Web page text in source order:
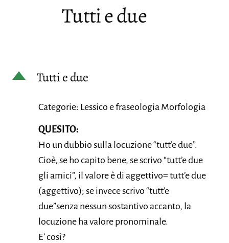
Tutti e due
D Tutti e due
Categorie: Lessico e fraseologia Morfologia
QUESITO:
Ho un dubbio sulla locuzione “tutt’e due”.
Cioè, se ho capito bene, se scrivo “tutt’e due
gli amici”, il valore è di aggettivo= tutt’e due
(aggettivo); se invece scrivo “tutt’e
due”senza nessun sostantivo accanto, la
locuzione ha valore pronominale.
E’ così?